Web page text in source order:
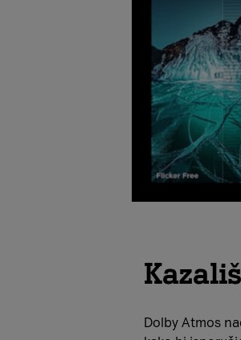
Dolby Atmos